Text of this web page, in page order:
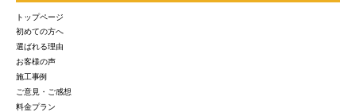
トップページ
初めての方へ
選ばれる理由
お客様の声
施工事例
ご意見・ご感想
料金プラン